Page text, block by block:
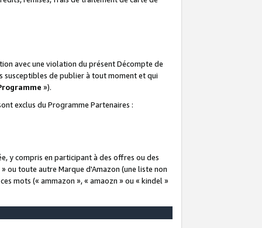
avec une violation du présent Décompte de
susceptibles de publier à tout moment et qui
»).
exclus du Programme Partenaires :
y compris en participant à des offres ou des
ou toute autre Marque d'Amazon (une liste non
mots (« ammazon », « amaozn » ou « kindel »